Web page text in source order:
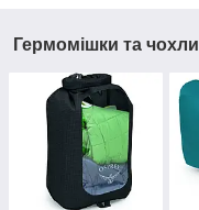
Гермомішки та чохли